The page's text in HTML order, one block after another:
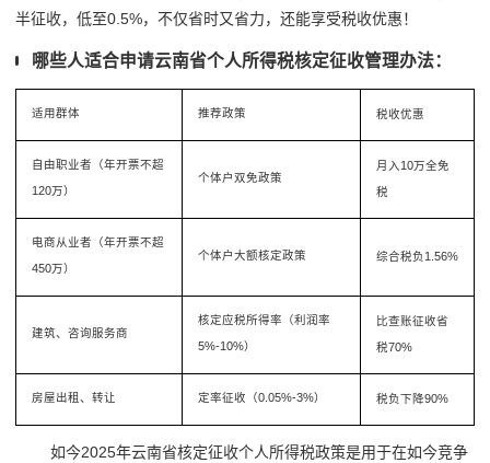
半征收，低至0.5%，不仅省时又省力，还能享受税收优惠！
哪些人适合申请云南省个人所得税核定征收管理办法：
适用群体 推荐政策 税收优惠
自由职业者（年开票不超
120万）
个体户双免政策
月入10万全免
税
电商从业者 （年开票不超
450万）
个体户大额核定政策 综合税负1.56%
建筑、咨询服务商
核定应税所得率（利润率
5%-10%）
比查账征收省
税70%
房屋出租、转让 定率征收（0.05%-3%） 税负下降90%
如今2025年云南省核定征收个人所得税政策是用于在如今竞争